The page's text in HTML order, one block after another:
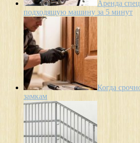
Аренда
подходящую машину за 5 минут
Когда
замкам